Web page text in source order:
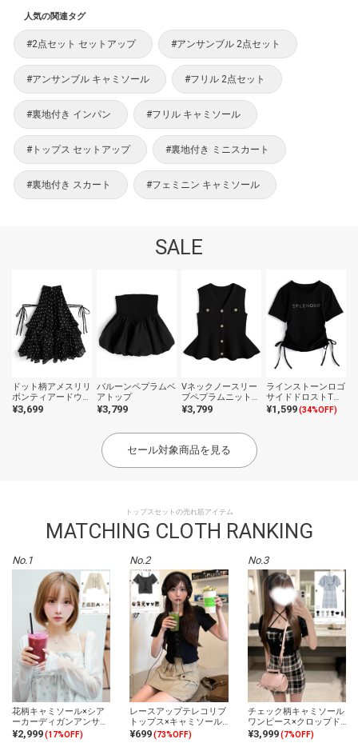
人気の関連タグ
#2点セット セットアップ #アンサンブル 2点セット
#アンサンブル キャミソール #フリル 2点セット
#裏地付き インパン #フリル キャミソール
#トップス セットアップ #裏地付き ミニスカート
#裏地付き スカート #フェミニン キャミソール
SALE
ドット柄アメスリリ
ボンティアードウェ
ーブフリルブラウス
¥3,699
バルーンペプラムベ
アトップ
¥3,799
Vネックノースリー
ブペプラムニットト
ップス
¥3,799
ラインストーンロゴ
サイドドロストTシ
ャツ
¥1,599(34%OFF)
セール対象商品を見る
トップスセットの売れ筋アイテム
MATCHING CLOTH RANKING
No.1
花柄キャミソール×シア
ーカーディガンアンサン
ブル
¥2,999(17%OFF)
No.2
レースアップテレコリブ
トップス×キャミソール
アンサンブル
¥699 (73%OFF)
No.3
チェック柄キャミソール
ワンピース×クロップド
トップスニットアンサン
¥3,999 (7%OFF)